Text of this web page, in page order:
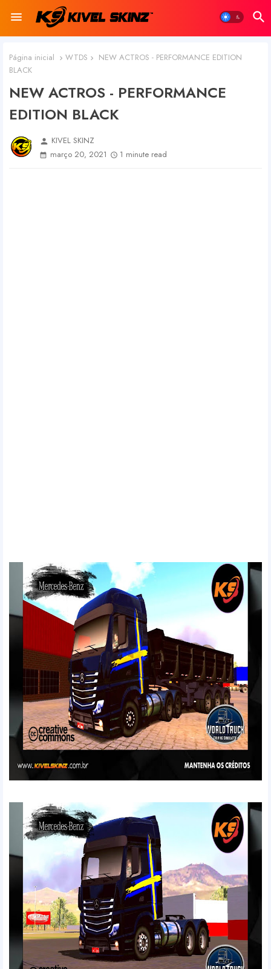
Página inicial WTDS
NEW ACTROS - PERFORMANCE EDITION
BLACK
NEW ACTROS - PERFORMANCE
EDITION BLACK
person KIVEL SKINZ
março 20, 2021
1 minute read